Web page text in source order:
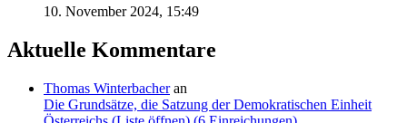
10. November 2024, 15:49
Aktuelle Kommentare
Thomas Winterbacheran
Die Grundsätze, die Satzung der Demokratischen Einheit